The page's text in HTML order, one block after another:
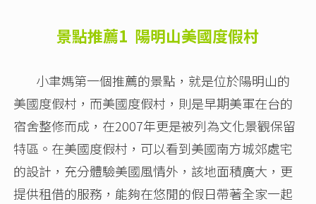
景點推薦1 陽明山美國度假村
小聿媽第一個推薦的景點，就是位於陽明山的
美國度假村，而美國度假村，則是早期美軍在台的
宿舍整修而成，在2007年更是被列為文化景觀保留
特區。在美國度假村，可以看到美國南方城郊處宅
的設計，充分體驗美國風情外，該地面積廣大，更
提供租借的服務，能夠在悠閒的假日帶著全家一起